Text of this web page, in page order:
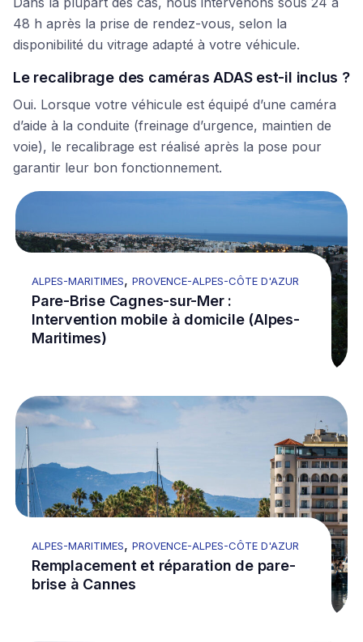
48 h après la prise de rendez-vous, selon la
disponibilité du vitrage adapté à votre véhicule.
Le recalibrage des caméras ADAS est-il inclus ?
Oui. Lorsque votre véhicule est équipé d’une caméra
d’aide à la conduite (freinage d’urgence, maintien de
voie), le recalibrage est réalisé après la pose pour
garantir leur bon fonctionnement.
Go to Pare-Brise Cagnes-sur-Mer : Intervention
ALPES-MARITIMES, PROVENCE-ALPES-CÔTE D'AZUR
Pare-Brise Cagnes-sur-Mer :
Intervention mobile à domicile (Alpes-
Maritimes)
Go to Remplacement et réparation de pare-brise à
ALPES-MARITIMES, PROVENCE-ALPES-CÔTE D'AZUR
Remplacement et réparation de pare-
brise à Cannes